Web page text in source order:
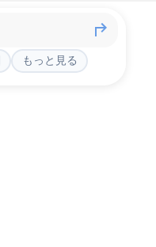
もっと見る